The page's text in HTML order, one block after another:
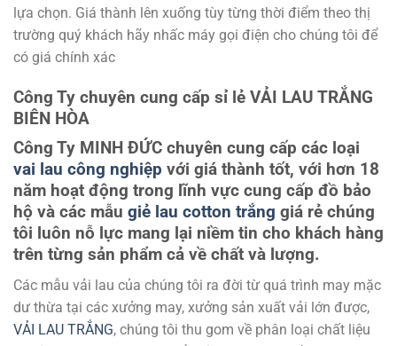
lựa chọn. Giá thành lên xuống tùy từng thời điểm theo thị
trường quý khách hãy nhấc máy gọi điện cho chúng tôi để
có giá chính xác
Công Ty chuyên cung cấp sỉ lẻ VẢI LAU TRẮNG
BIÊN HÒA
Công Ty MINH ĐỨC chuyên cung cấp các loại
vai lau công nghiệp với giá thành tốt, với hơn 18
năm hoạt động trong lĩnh vực cung cấp đồ bảo
hộ và các mẫu giẻ lau cotton trắng giá rẻ chúng
tôi luôn nỗ lực mang lại niềm tin cho khách hàng
trên từng sản phẩm cả về chất và lượng.
Các mẫu vải lau của chúng tôi ra đời từ quá trình may mặc
dư thừa tại các xưởng may, xưởng sản xuất vải lớn được,
VẢI LAU TRẮNG, chúng tôi thu gom về phân loại chất liệu